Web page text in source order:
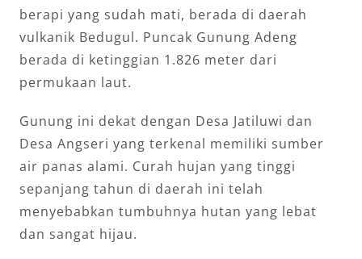
berapi yang sudah mati, berada di daerah
vulkanik Bedugul. Puncak Gunung Adeng
berada di ketinggian 1.826 meter dari
permukaan laut.
Gunung ini dekat dengan Desa Jatiluwi dan
Desa Angseri yang terkenal memiliki sumber
air panas alami. Curah hujan yang tinggi
sepanjang tahun di daerah ini telah
menyebabkan tumbuhnya hutan yang lebat
dan sangat hijau.